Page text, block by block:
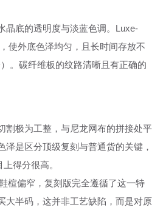
晶底的透明度与淡蓝色调。Luxe-
使外底色泽均匀，且长时间存放不
。碳纤维板的纹路清晰且有正确的
割极为工整，与尼龙网布的拼接处平
泽是区分顶级复刻与普通货的关键，
得分很高。
楦偏窄，复刻版完全遵循了这一特
大半码，这并非工艺缺陷，而是对原